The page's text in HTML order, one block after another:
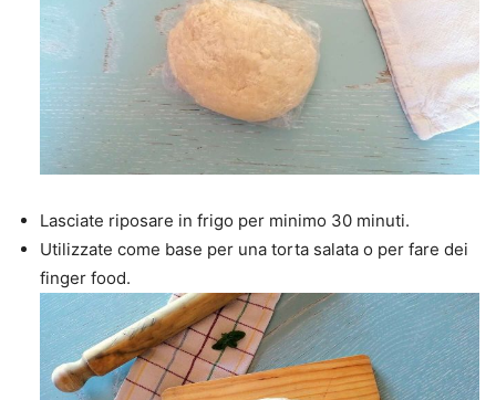
Lasciate riposare in frigo per minimo 30 minuti.
Utilizzate come base per una torta salata o per fare dei
finger food.